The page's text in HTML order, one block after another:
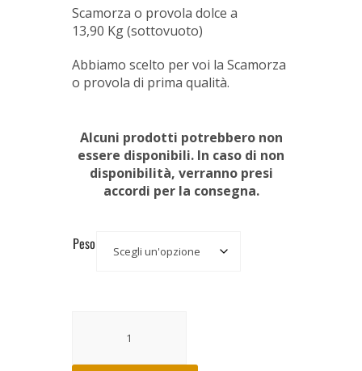
Scamorza o provola dolce a
13,90 Kg (sottovuoto)
Abbiamo scelto per voi la Scamorza
o provola di prima qualità.
Alcuni prodotti potrebbero non
essere disponibili. In caso di non
disponibilità, verranno presi
accordi per la consegna.
Peso